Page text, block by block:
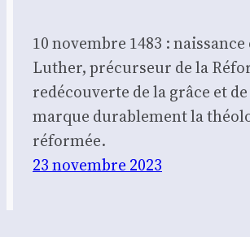
10 novembre 1483 :
Luther, précurseur de la
redécouverte de la grâce et
marque durablement la
réformée.
23 novembre 2023